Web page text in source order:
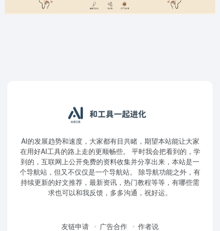
AI的发展趋势和速度，大家都有目共睹，期望本站能让大家
在用好AI工具的路上走的更顺畅些。 平时我会把看到的，学
到的，互联网上公开免费的资料收集并分享出来，本站是一
个导航站，但又不仅仅是一个导航站。 除导航功能之外，有
持续更新的好文推荐，最新资讯，热门教程等等，有哪些需
求也可以和我反馈，多多沟通，祝好运。
友链申请 广告合作 作者说